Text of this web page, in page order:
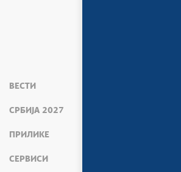
ВЕСТИ
СРБИЈА 2027
ПРИЛИКЕ
СЕРВИСИ